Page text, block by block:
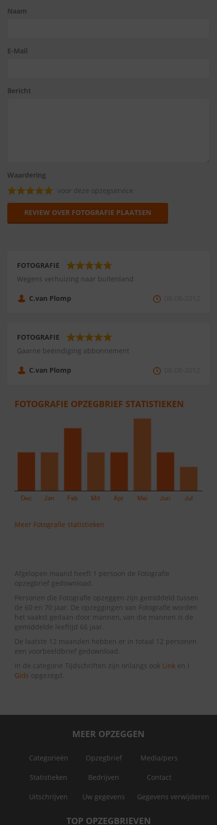
Naam
E-Mail
Bericht
Waardering
voor deze opzegservice
REVIEW OVER FOTOGRAFIE PLAATSEN
FOTOGRAFIE
Wegens verhuizing naar buitenland
C.van Plomp
FOTOGRAFIE
Gaarne beëindiging abbonnement
C.van Plomp
FOTOGRAFIE OPZEGBRIEF STATISTIEKEN
Meer Fotografie statistieken
Afgelopen maand heeft 1 persoon de Fotografie
opzegbrief gedownload.
Personen die Fotografie opzeggen zijn gemiddeld tussen
de 60 en 70 jaar. De opzeggingen van Fotografie worden
het vaakst gedaan door mannen, van die mannen is de
gemiddelde leeftijd 66 jaar.
De laatste 12 maanden hebben er in totaal 12 personen
een voorbeeldbrief gedownload.
In de categorie Tijdschriften zijn onlangs ook Link en I
Gids opgezegd.
MEER OPZEGGEN
Categorieën Opzegbrief Media/pers
Statistieken Bedrijven Contact
Uitschrijven Uw gegevens Gegevens verwijderen
TOP OPZEGBRIEVEN